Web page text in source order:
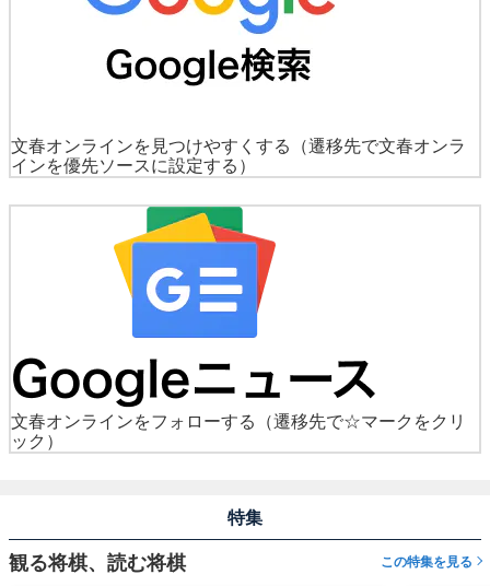
文春オンラインを見つけやすくする
（遷移先で文春オンラ
インを優先ソースに設定する）
文春オンラインをフォローする
（遷移先で☆マークをクリ
ック）
特集
観る将棋、読む将棋 この特集を見る